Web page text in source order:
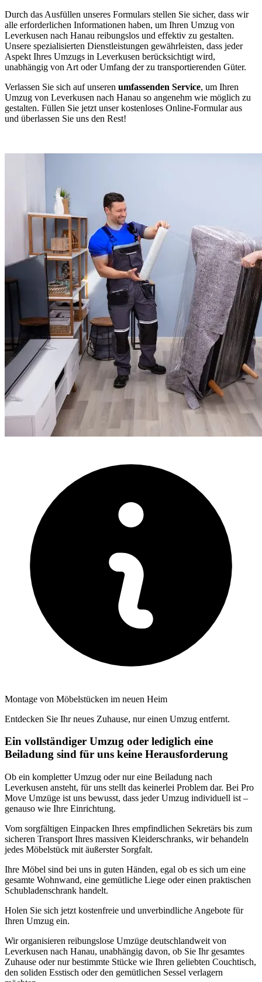
Durch das Ausfüllen unseres Formulars stellen Sie sicher, dass wir
alle erforderlichen Informationen haben, um Ihren Umzug von
Leverkusen nach Hanau reibungslos und effektiv zu gestalten.
Unsere spezialisierten Dienstleistungen gewährleisten, dass jeder
Aspekt Ihres Umzugs in Leverkusen berücksichtigt wird,
unabhängig von Art oder Umfang der zu transportierenden Güter.
Verlassen Sie sich auf unseren umfassenden Service, um Ihren
Umzug von Leverkusen nach Hanau so angenehm wie möglich zu
gestalten. Füllen Sie jetzt unser kostenloses Online-Formular aus
und überlassen Sie uns den Rest!
Montage von Möbelstücken im neuen Heim
Entdecken Sie Ihr neues Zuhause, nur einen Umzug entfernt.
Ein vollständiger Umzug oder lediglich eine
Beiladung sind für uns keine Herausforderung
Ob ein kompletter Umzug oder nur eine Beiladung nach
Leverkusen ansteht, für uns stellt das keinerlei Problem dar. Bei Pro
Move Umzüge ist uns bewusst, dass jeder Umzug individuell ist –
genauso wie Ihre Einrichtung.
Vom sorgfältigen Einpacken Ihres empfindlichen Sekretärs bis zum
sicheren Transport Ihres massiven Kleiderschranks, wir behandeln
jedes Möbelstück mit äußerster Sorgfalt.
Ihre Möbel sind bei uns in guten Händen, egal ob es sich um eine
gesamte Wohnwand, eine gemütliche Liege oder einen praktischen
Schubladenschrank handelt.
Holen Sie sich jetzt kostenfreie und unverbindliche Angebote für
Ihren Umzug ein.
Wir organisieren reibungslose Umzüge deutschlandweit von
Leverkusen nach Hanau, unabhängig davon, ob Sie Ihr gesamtes
Zuhause oder nur bestimmte Stücke wie Ihren geliebten Couchtisch,
den soliden Esstisch oder den gemütlichen Sessel verlagern